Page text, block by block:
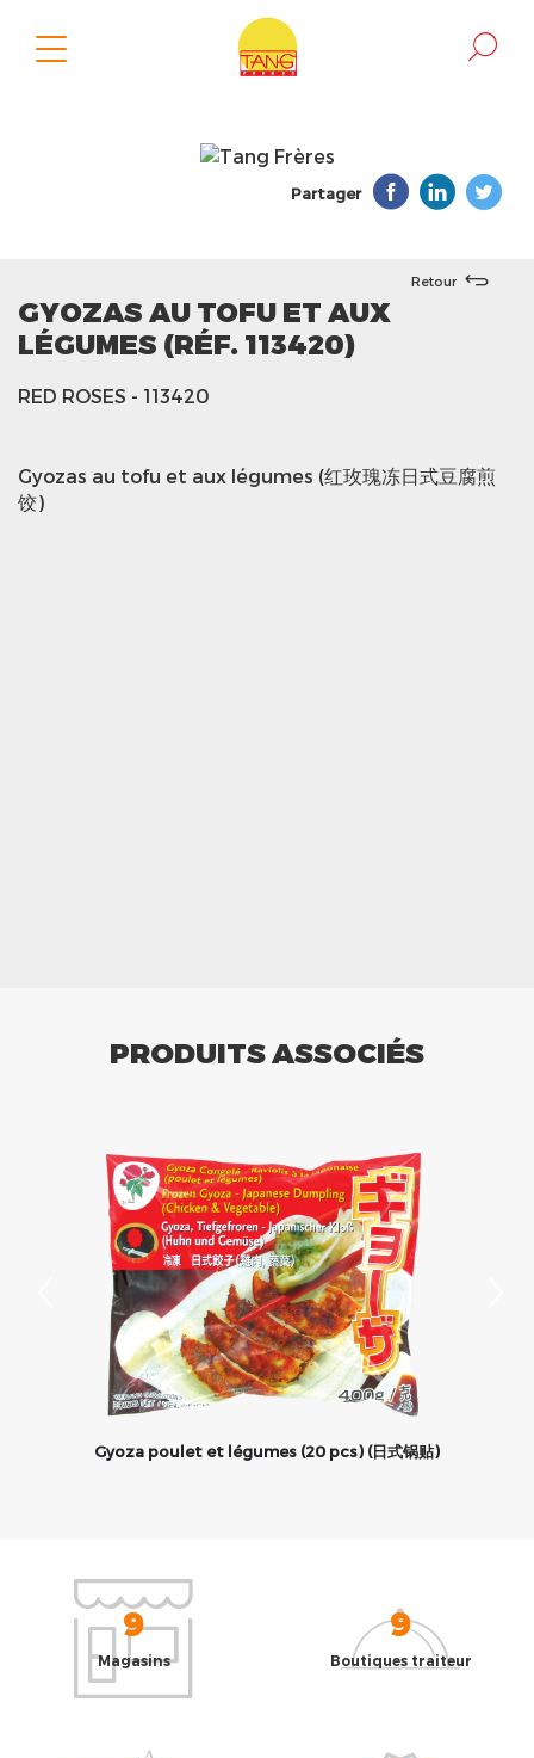
Partager
Retour
GYOZAS AU TOFU ET AUX
LÉGUMES (RÉF. 113420)
RED ROSES - 113420
Gyozas au tofu et aux légumes (红玫瑰冻日式豆腐煎
饺)
PRODUITS ASSOCIÉS
Gyoza poulet et légumes (20 pcs) (日式锅贴)
9
Magasins
9
Boutiques traiteur